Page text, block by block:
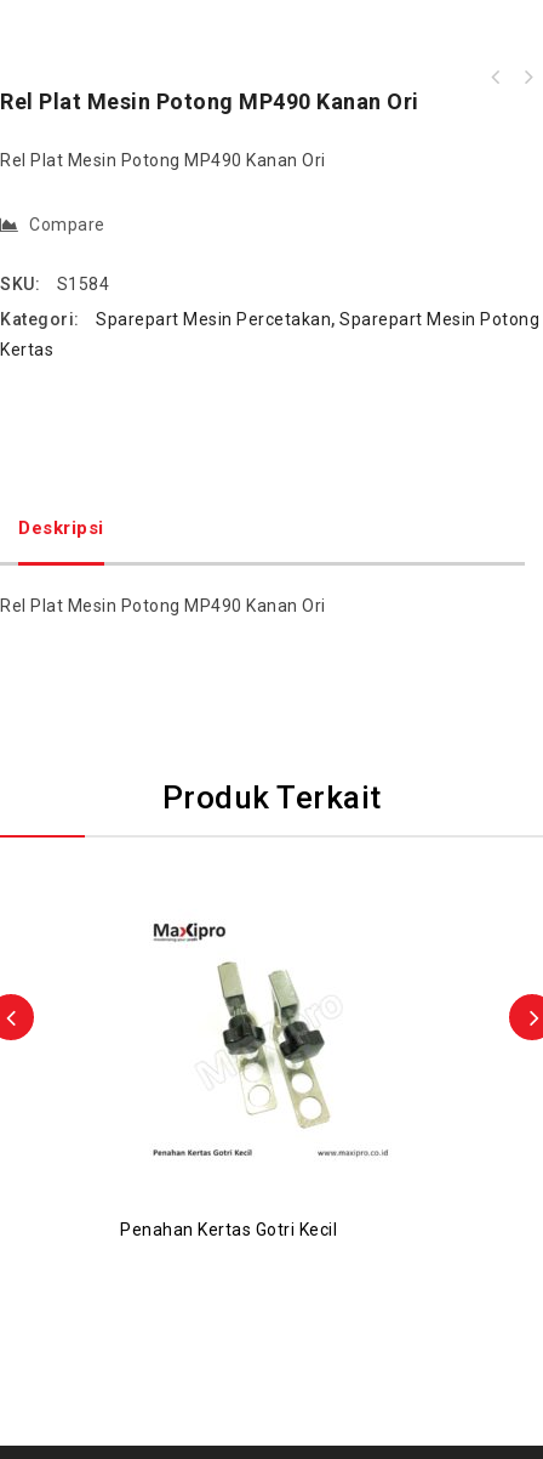
Rel Plat Mesin Potong MP490 Kanan Ori
Rel Plat Mesin Potong MP490 Kanan Ori
Compare
SKU:
S1584
Kategori:
Sparepart Mesin Percetakan, Sparepart Mesin Potong
Kertas
Deskripsi
Rel Plat Mesin Potong MP490 Kanan Ori
Produk Terkait
Penahan Kertas Gotri Kecil